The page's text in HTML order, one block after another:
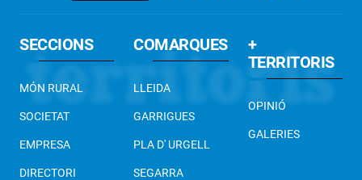
SECCIONS
MÓN RURAL
SOCIETAT
EMPRESA
DIRECTORI
COMARQUES
LLEIDA
GARRIGUES
PLA D' URGELL
SEGARRA
+
TERRITORIS
OPINIÓ
GALERIES